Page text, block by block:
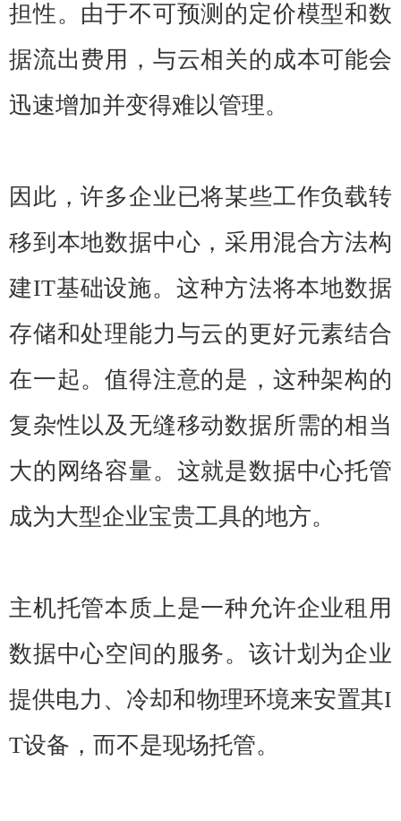
担性。由于不可预测的定价模型和数
据流出费用，与云相关的成本可能会
迅速增加并变得难以管理。
因此，许多企业已将某些工作负载转
移到本地数据中心，采用混合方法构
建IT基础设施。这种方法将本地数据
存储和处理能力与云的更好元素结合
在一起。值得注意的是，这种架构的
复杂性以及无缝移动数据所需的相当
大的网络容量。这就是数据中心托管
成为大型企业宝贵工具的地方。
主机托管本质上是一种允许企业租用
数据中心空间的服务。该计划为企业
提供电力、冷却和物理环境来安置其I
T设备，而不是现场托管。